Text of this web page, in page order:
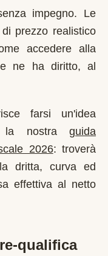
impegno. Le
prezzo realistico
accedere alla
ne ha diritto, al
farsi un'idea
la nostra
guida
2026: troverà
dritta, curva ed
effettiva al netto
qualifica